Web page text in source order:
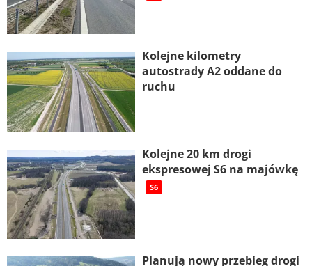
Kolejne kilometry
autostrady A2 oddane do
ruchu
Kolejne 20 km drogi
ekspresowej S6 na majówkę
S6
Planują nowy przebieg drogi